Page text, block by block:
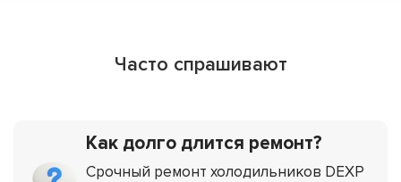
Часто спрашивают
Как долго длится ремонт?
Срочный ремонт холодильников DEXP